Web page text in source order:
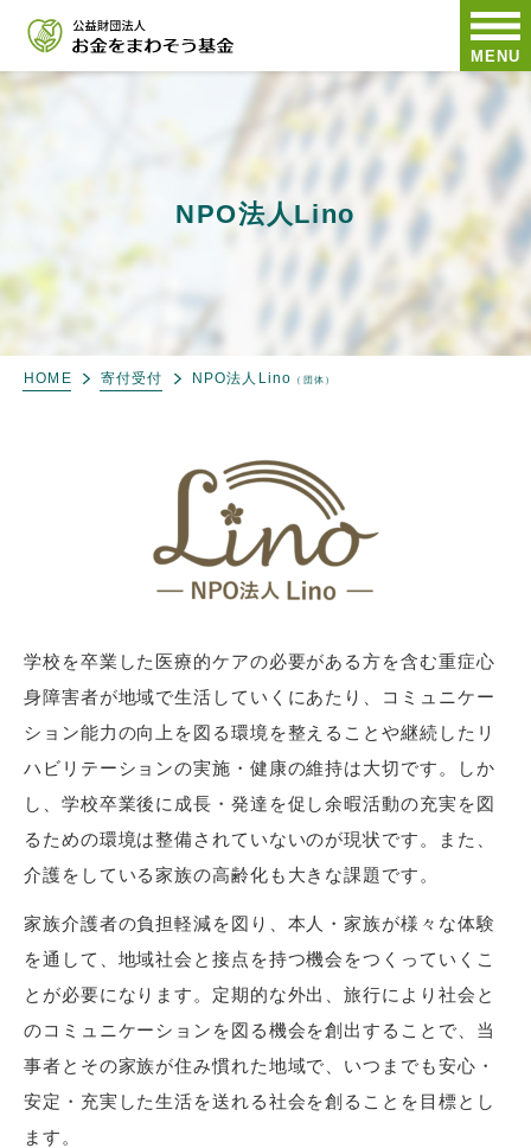
MENU
NPO法人Lino
HOME 寄付受付 NPO法人Lino （団体）
学校を卒業した医療的ケアの必要がある方を含む重症心
身障害者が地域で生活していくにあたり、コミュニケー
ション能力の向上を図る環境を整えることや継続したリ
ハビリテーションの実施・健康の維持は大切です。しか
し、学校卒業後に成長・発達を促し余暇活動の充実を図
るための環境は整備されていないのが現状です。また、
介護をしている家族の高齢化も大きな課題です。
家族介護者の負担軽減を図り、本人・家族が様々な体験
を通して、地域社会と接点を持つ機会をつくっていくこ
とが必要になります。定期的な外出、旅行により社会と
のコミュニケーションを図る機会を創出することで、当
事者とその家族が住み慣れた地域で、いつまでも安心・
安定・充実した生活を送れる社会を創ることを目標とし
ます。